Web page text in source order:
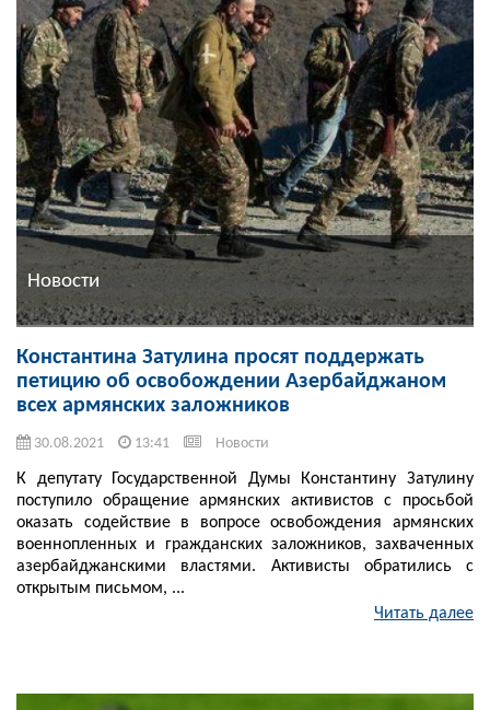
Новости
Константина Затулина просят поддержать
петицию об освобождении Азербайджаном
всех армянских заложников
30.08.2021 13:41 Новости
К депутату Государственной Думы Константину Затулину
поступило обращение армянских активистов с просьбой
оказать содействие в вопросе освобождения армянских
военнопленных и гражданских заложников, захваченных
азербайджанскими властями. Активисты обратились с
открытым письмом, ...
Читать далее